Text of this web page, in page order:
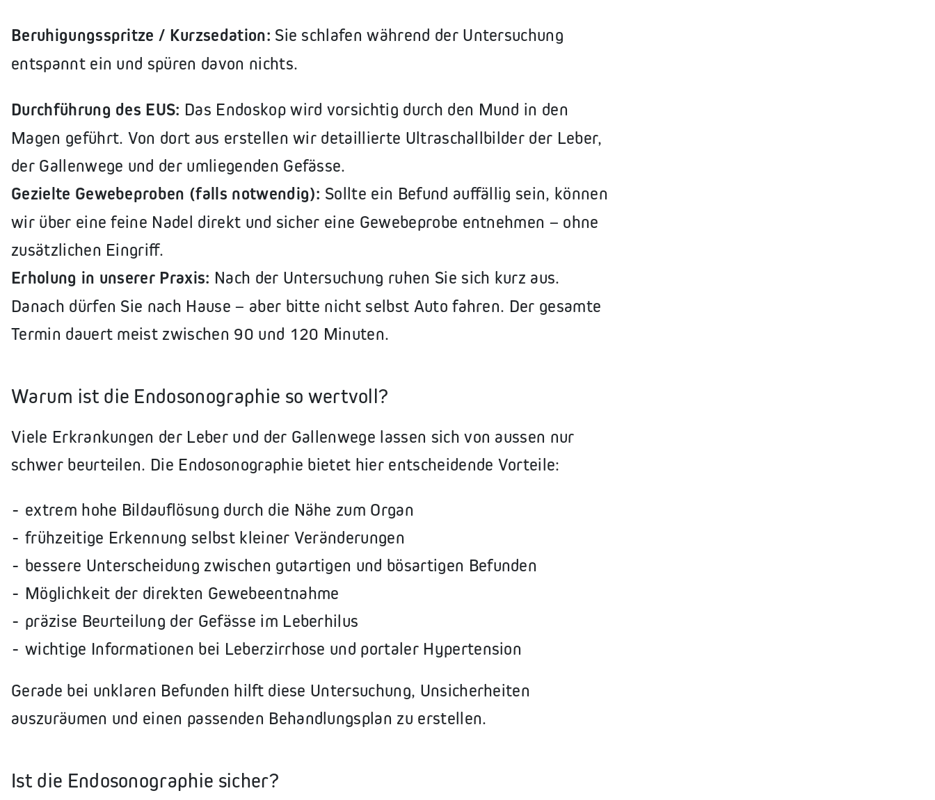
Beruhigungsspritze / Kurzsedation: Sie schlafen während der Untersuchung
entspannt ein und spüren davon nichts.
Durchführung des EUS: Das Endoskop wird vorsichtig durch den Mund in den
Magen geführt. Von dort aus erstellen wir detaillierte Ultraschallbilder der Leber,
der Gallenwege und der umliegenden Gefässe.
Gezielte Gewebeproben (falls notwendig): Sollte ein Befund auffällig sein, können
wir über eine feine Nadel direkt und sicher eine Gewebeprobe entnehmen – ohne
zusätzlichen Eingriff.
Erholung in unserer Praxis: Nach der Untersuchung ruhen Sie sich kurz aus.
Danach dürfen Sie nach Hause – aber bitte nicht selbst Auto fahren. Der gesamte
Termin dauert meist zwischen 90 und 120 Minuten.
Warum ist die Endosonographie so wertvoll?
Viele Erkrankungen der Leber und der Gallenwege lassen sich von aussen nur
schwer beurteilen. Die Endosonographie bietet hier entscheidende Vorteile:
extrem hohe Bildauflösung durch die Nähe zum Organ
frühzeitige Erkennung selbst kleiner Veränderungen
bessere Unterscheidung zwischen gutartigen und bösartigen Befunden
Möglichkeit der direkten Gewebeentnahme
präzise Beurteilung der Gefässe im Leberhilus
wichtige Informationen bei Leberzirrhose und portaler Hypertension
Gerade bei unklaren Befunden hilft diese Untersuchung, Unsicherheiten
auszuräumen und einen passenden Behandlungsplan zu erstellen.
Ist die Endosonographie sicher?